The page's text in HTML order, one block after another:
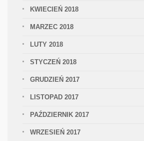
KWIECIEŃ 2018
MARZEC 2018
LUTY 2018
STYCZEŃ 2018
GRUDZIEŃ 2017
LISTOPAD 2017
PAŹDZIERNIK 2017
WRZESIEŃ 2017